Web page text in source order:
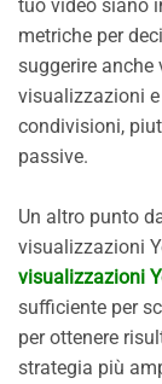
tuo video siano
metriche per
suggerire anche
visualizzazioni
condivisioni,
passive.
Un altro punto
visualizzazioni
visualizzazioni
sufficiente per
per ottenere
strategia più